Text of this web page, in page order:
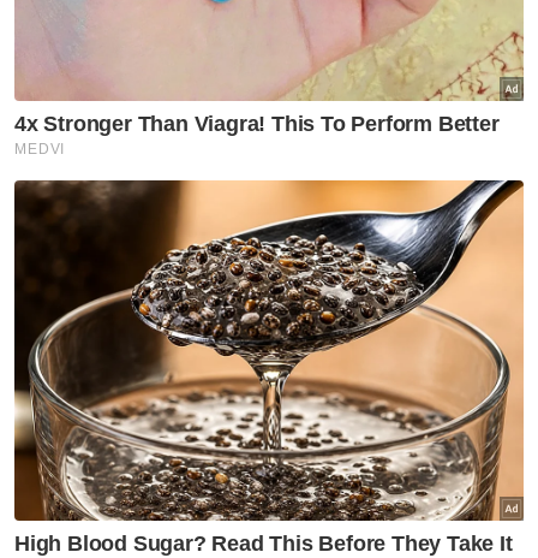
Bas yang membawa pegawai, kakitangan dan ahli keluarga
kedutaan keluar dari bangunan kedutaan pagi Ahad.
Malaysia berhak untuk bertindak balas
terhadap keputusan Korea Utara demi
melindungi kedaulatan dan menjaga
kepentingan negara.